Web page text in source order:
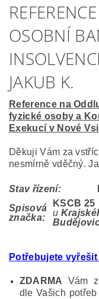
OSOBNÍ
JAKUB K.
Reference na
fyzické osoby a
Exekucí v Nové Vsi
Děkuji Vám za
nesmírně vděčný.
Stav řízení:
Spisová
značka:
KSCB 25
u
Potřebujete vyřešit
ZDARMA Vám
dle Vašich potřeb